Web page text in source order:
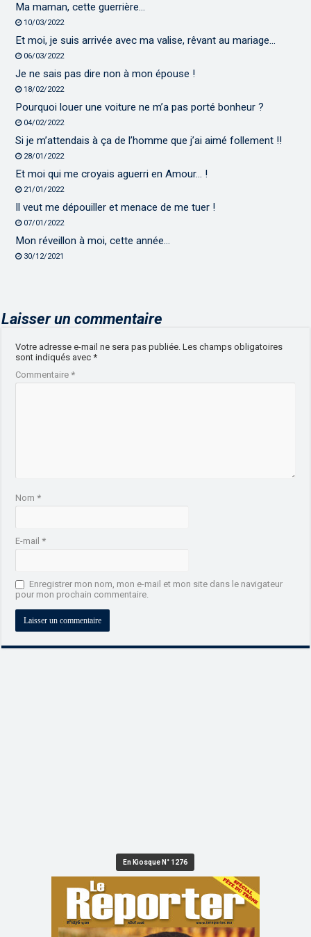
Ma maman, cette guerrière…
10/03/2022
Et moi, je suis arrivée avec ma valise, rêvant au mariage…
06/03/2022
Je ne sais pas dire non à mon épouse !
18/02/2022
Pourquoi louer une voiture ne m’a pas porté bonheur ?
04/02/2022
Si je m’attendais à ça de l’homme que j’ai aimé follement !!
28/01/2022
Et moi qui me croyais aguerri en Amour… !
21/01/2022
Il veut me dépouiller et menace de me tuer !
07/01/2022
Mon réveillon à moi, cette année…
30/12/2021
Laisser un commentaire
Votre adresse e-mail ne sera pas publiée. Les champs obligatoires
sont indiqués avec*
Commentaire*
Nom*
E-mail*
Enregistrer mon nom, mon e-mail et mon site dans le navigateur
pour mon prochain commentaire.
En Kiosque N° 1276